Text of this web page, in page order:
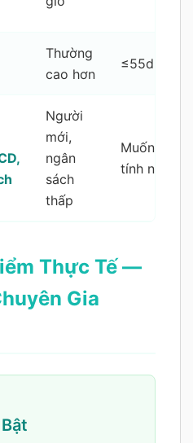
Thường
cao hơn
≤55dB
Người
mới,
ngân
sách
thấp
Muốn thêm
tính năng
Thực Tế —
Gia